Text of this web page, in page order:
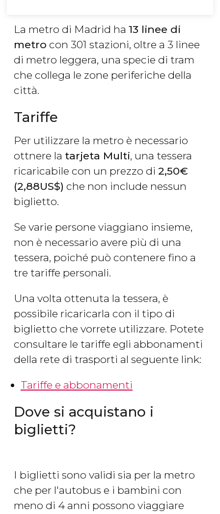
La metro di Madrid ha 13 linee di
metro con 301 stazioni, oltre a 3 linee
di metro leggera, una specie di tram
che collega le zone periferiche della
città.
Tariffe
Per utilizzare la metro è necessario
ottnere la tarjeta Multi, una tessera
ricaricabile con un prezzo di 2,50€
(2,88US$) che non include nessun
biglietto.
Se varie persone viaggiano insieme,
non è necessario avere più di una
tessera, poiché può contenere fino a
tre tariffe personali.
Una volta ottenuta la tessera, è
possibile ricaricarla con il tipo di
biglietto che vorrete utilizzare. Potete
consultare le tariffe egli abbonamenti
della rete di trasporti al seguente link:
Tariffe e abbonamenti
Dove si acquistano i
biglietti?
I biglietti sono validi sia per la metro
che per l'autobus e i bambini con
meno di 4 anni possono viaggiare